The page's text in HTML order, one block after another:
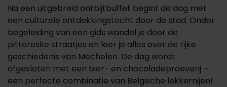
Na een uitgebreid ontbijtbuffet begint de dag met
een culturele ontdekkingstocht door de stad. Onder
begeleiding van een gids wandel je door de
pittoreske straatjes en leer je alles over de rijke
geschiedenis van Mechelen. De dag wordt
afgesloten met een bier- en chocoladeproeverij –
een perfecte combinatie van Belgische lekkernijen!